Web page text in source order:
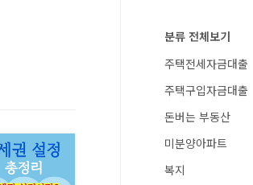
분류 전체보기
주택전세자금대출
주택구입자금대출
돈버는 부동산
미분양아파트
복지